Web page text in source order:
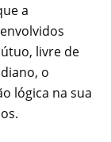
a
livre de
o
lógica na sua